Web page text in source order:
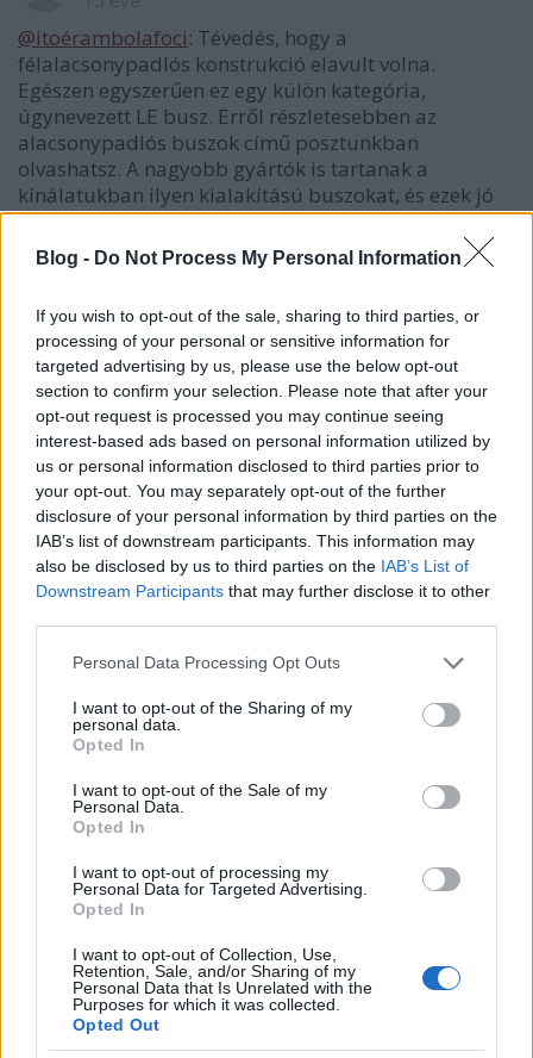
Blog - Do Not Process My Personal Information
If you wish to opt-out of the sale, sharing to third parties, or
processing of your personal or sensitive information for
targeted advertising by us, please use the below opt-out
section to confirm your selection. Please note that after your
opt-out request is processed you may continue seeing
interest-based ads based on personal information utilized by
us or personal information disclosed to third parties prior to
your opt-out. You may separately opt-out of the further
disclosure of your personal information by third parties on the
IAB’s list of downstream participants. This information may
also be disclosed by us to third parties on the IAB’s List of
Downstream Participants that may further disclose it to other
Please note that this website/app uses one or more Google
not limited to your visit or usage behaviour. You may click to
grant or deny consent to Google and its third-party tags to
use your data for below specified purposes in below Google
consent section.
Personal Data Processing Opt Outs
I want to opt-out of the Sharing of my
personal data.
Opted In
I want to opt-out of the Sale of my
Personal Data.
Opted In
I want to opt-out of processing my
Personal Data for Targeted Advertising.
Opted In
I want to opt-out of Collection, Use,
Retention, Sale, and/or Sharing of my
Personal Data that Is Unrelated with the
Purposes for which it was collected.
Opted Out
@itoérambolafoci: Tévedés, hogy a
félalacsonypadlós konstrukció elavult volna.
Egészen egyszerűen ez egy külön kategória,
úgynevezett LE busz. Erről részletesebben az
alacsonypadlós buszok című posztunkban
olvashatsz. A nagyobb gyártók is tartanak a
kínálatukban ilyen kialakítású buszokat, és ezek jó
részét mostanában dobták piacra, az LF buszok
után. Pl. Citaro LE. Lion's City LE, Urbino LE.
Felismerték, hogy erre a szegmensre is jelentős igény
konstrukció fejlettségének tehát nem fokmérője a
busz LE vagy LF mivolta, az csak a kategóriáját
határozza meg. Ráadásul egy típuscsalád első
tagjának prototípusát láthatod, honnan tudod
milyen modellek követik vagy nem követik?
itoérambolafoci
15 éve
@_zahnrad: már hogyne tudnám, hogy milyen
majd a szintén helyközi csuklós típus is".
Tehát szó sincs későbbi városi buszról. Csak erről az
elővárosiról.
Nem tudom, Kaposvárnak van egyáltalán elővárosa?
kristoof
15 éve
@itoérambolafoci: Zahnrad válaszolt már neked
kábé azt amit én válaszoltam volna. Még annyit a
városi LE buszról, hogy a skandináv országokban
igen is elterjedt megoldás városokban is. A 400-as